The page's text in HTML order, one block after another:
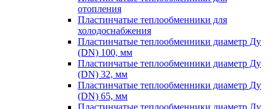
отопления
Пластинчатые теплообменники для
холодоснабжения
Пластинчатые теплообменники диаметр Ду
(DN) 100, мм
Пластинчатые теплообменники диаметр Ду
(DN) 32, мм
Пластинчатые теплообменники диаметр Ду
(DN) 65, мм
Пластинчатые теплообменники диаметр Ду